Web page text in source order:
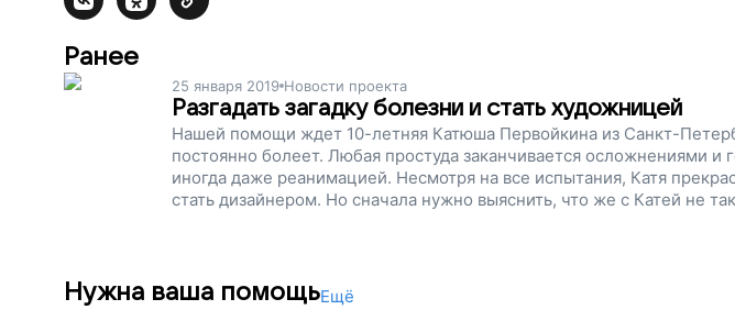
Ранее
25 января 2019 Новости проекта
Разгадать загадку болезни и стать художницей
Нашей помощи ждет 10-летняя Катюша Первойкина из Санкт-
постоянно болеет. Любая простуда заканчивается осложнениями и
иногда даже реанимацией. Несмотря на все испытания, Катя
стать дизайнером. Но сначала нужно выяснить, что же с Катей не
Нужна ваша помощьЕщё